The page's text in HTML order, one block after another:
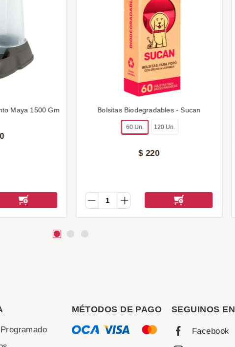
Maya 1500 Gm Bolsitas Biodegradables - Sucan
60 Un. 120 Un.
$ 220
MÉTODOS DE PAGO SEGUINOS EN
Facebook